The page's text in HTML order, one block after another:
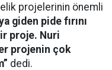
projelerinin önemli
giden pide fırını
proje. Nuri
projenin çok
dedi.